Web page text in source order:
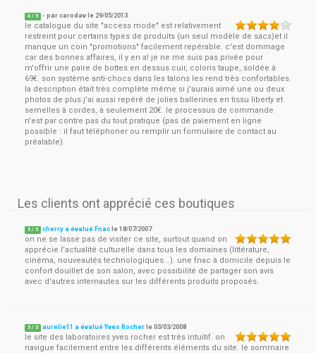
4 / 5 - parcarodav le 29/05/2013
le catalogue du site "access mode" est relativement
restreint pour certains types de produits (un seul modèle de sacs)et il
manque un coin "promotions" facilement repérable. c'est dommage
car des bonnes affaires, il y en a! je ne me suis pas privée pour
m'offrir une paire de bottes en dessus cuir, coloris taupe, soldée à
69€. son système anti-chocs dans les talons les rend très confortables.
la description était très complète même si j'aurais aimé une ou deux
photos de plus.j'ai aussi repéré de jolies ballerines en tissu liberty et
semelles à cordes, à seulement 20€. le processus de commande
n'est par contre pas du tout pratique (pas de paiement en ligne
possible : il faut téléphoner ou remplir un formulaire de contact au
préalable).
Les clients ont apprécié ces boutiques
5 / 5 cherry a évalué Fnac le18/07/2007
on ne se lasse pas de visiter ce site, surtout quand on
apprécie l'actualité culturelle dans tous les domaines (littérature,
cinéma, nouveautés technologiques...). une fnac à domicile depuis le
confort douillet de son salon, avec possibilité de partager son avis
avec d'autres internautes sur les différents produits proposés.
5 / 5 aurelie11 a évalué Yves Rocher le03/03/2008
le site des laboratoires yves rocher est très intuitif. on
navigue facilement entre les différents éléments du site. le sommaire